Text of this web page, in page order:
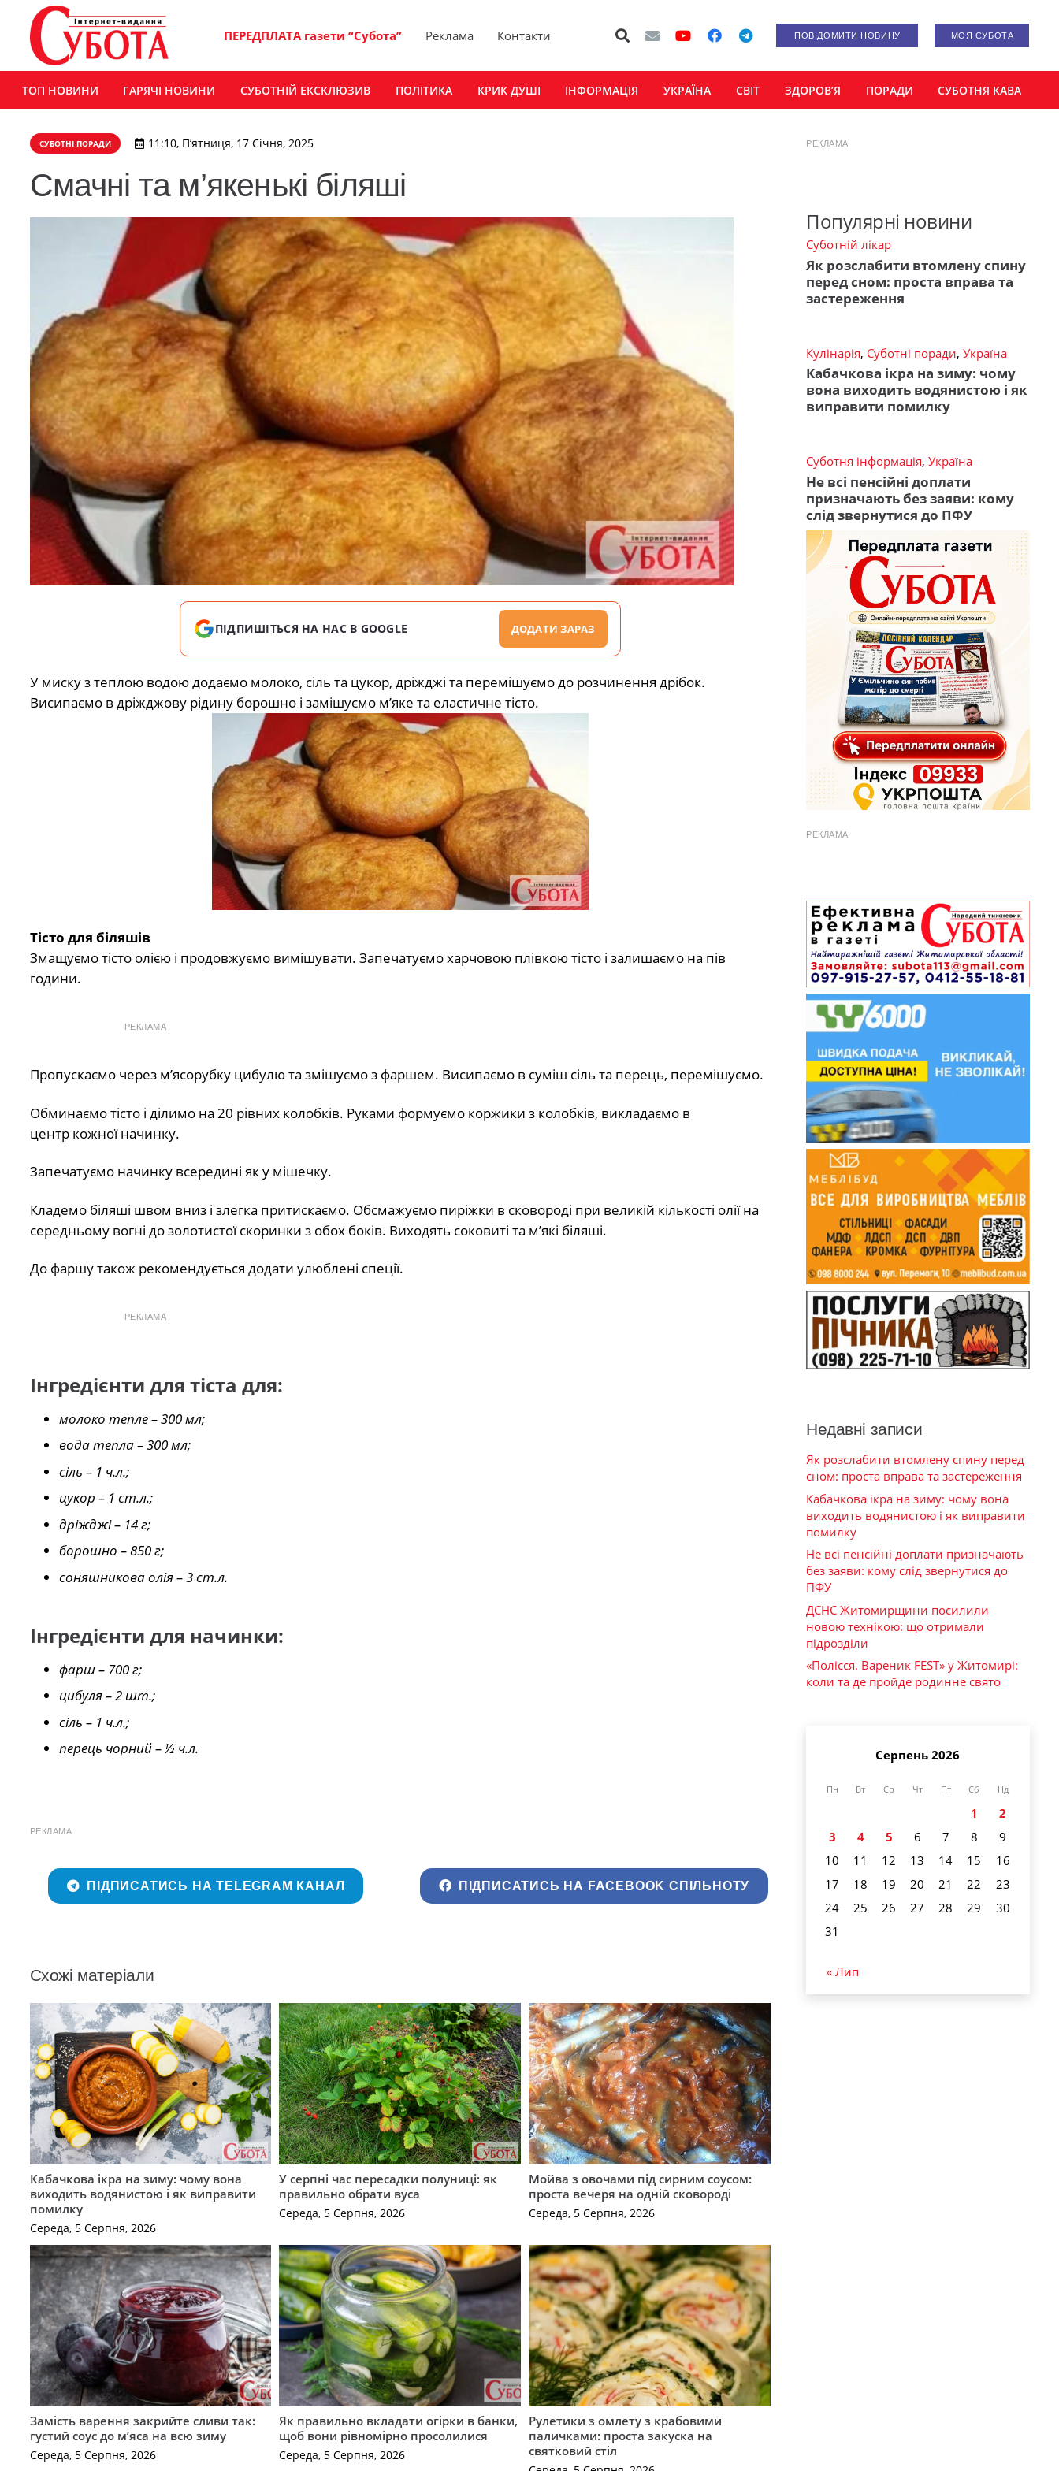
ПЕРЕДПЛАТА газети “Субота” Реклама Контакти ПОВІДОМИТИ НОВИНУ МОЯ СУБОТА
ТОП НОВИНИ ГАРЯЧІ НОВИНИ СУБОТНІЙ ЕКСКЛЮЗИВ ПОЛІТИКА КРИК ДУШІ ІНФОРМАЦІЯ УКРАЇНА СВІТ ЗДОРОВ’Я ПОРАДИ СУБОТНЯ КАВА
СУБОТНІ ПОРАДИ 11:10, П’ятниця, 17 Січня, 2025
Смачні та м’якенькі біляші
ПІДПИШІТЬСЯ НА НАС В GOOGLE ДОДАТИ ЗАРАЗ
У миску з теплою водою додаємо молоко, сіль та цукор, дріжджі та перемішуємо до розчинення дрібок.
Висипаємо в дріжджову рідину борошно і замішуємо м’яке та еластичне тісто.
Тісто для біляшів
Змащуємо тісто олією і продовжуємо вимішувати. Запечатуємо харчовою плівкою тісто і залишаємо на пів
години.
РЕКЛАМА
Пропускаємо через м’ясорубку цибулю та змішуємо з фаршем. Висипаємо в суміш сіль та перець, перемішуємо.
Обминаємо тісто і ділимо на 20 рівних колобків. Руками формуємо коржики з колобків, викладаємо в
центр кожної начинку.
Запечатуємо начинку всередині як у мішечку.
Кладемо біляші швом вниз і злегка притискаємо. Обсмажуємо пиріжки в сковороді при великій кількості олії на
середньому вогні до золотистої скоринки з обох боків. Виходять соковиті та м’які біляші.
До фаршу також рекомендується додати улюблені спеції.
РЕКЛАМА
Інгредієнти для тіста для:
молоко тепле – 300 мл;
вода тепла – 300 мл;
сіль – 1 ч.л.;
цукор – 1 ст.л.;
дріжджі – 14 г;
борошно – 850 г;
соняшникова олія – 3 ст.л.
Інгредієнти для начинки:
фарш – 700 г;
цибуля – 2 шт.;
сіль – 1 ч.л.;
перець чорний – ½ ч.л.
РЕКЛАМА
ПІДПИСАТИСЬ НА TELEGRAM КАНАЛ ПІДПИСАТИСЬ НА FACEBOOK СПІЛЬНОТУ
Схожі матеріали
Кабачкова ікра на зиму: чому вона
виходить водянистою і як виправити
помилку
Середа, 5 Серпня, 2026
У серпні час пересадки полуниці: як
правильно обрати вуса
Середа, 5 Серпня, 2026
Мойва з овочами під сирним соусом:
проста вечеря на одній сковороді
Середа, 5 Серпня, 2026
Замість варення закрийте сливи так:
густий соус до м’яса на всю зиму
Середа, 5 Серпня, 2026
Як правильно вкладати огірки в банки,
щоб вони рівномірно просолилися
Середа, 5 Серпня, 2026
Рулетики з омлету з крабовими
паличками: проста закуска на
святковий стіл
РЕКЛАМА
Популярні новини
Суботній лікар
Як розслабити втомлену спину
перед сном: проста вправа та
застереження
Кулінарія, Суботні поради, Україна
Кабачкова ікра на зиму: чому
вона виходить водянистою і як
виправити помилку
Суботня інформація, Україна
Не всі пенсійні доплати
призначають без заяви: кому
слід звернутися до ПФУ
РЕКЛАМА
Недавні записи
Як розслабити втомлену спину перед
сном: проста вправа та застереження
Кабачкова ікра на зиму: чому вона
виходить водянистою і як виправити
помилку
Не всі пенсійні доплати призначають
без заяви: кому слід звернутися до
ПФУ
ДСНС Житомирщини посилили
новою технікою: що отримали
підрозділи
«Полісся. Вареник FEST» у Житомирі:
коли та де пройде родинне свято
Серпень 2026
Пн Вт Ср Чт Пт Сб Нд
1
2
3
4 5 6 7 8
9
10
11 12 13 14 15
16
17
18 19 20 21 22
23
24
25 26 27 28 29
30
31
« Лип